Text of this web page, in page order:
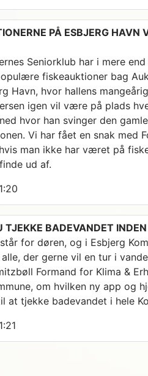
PÅ ESBJERG HAVN
Seniorklub har i mere
fiskeauktioner bag
Havn, hvor hallens
igen vil være på plads
hvor han svinger den
Vi har fået en snak med
man ikke har været på
ud af.
1:20
TJEKKE BADEVANDET
for døren, og i Esbjerg
der gerne vil en tur i
Formand for Klima &
om hvilken ny app og
at tjekke badevandet i hele
1:21